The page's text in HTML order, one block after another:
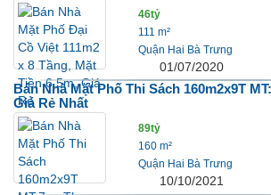
46tỷ
111 m²
Quận Hai Bà Trưng
01/07/2020
Bán Nhà Mặt Phố Thi Sách 160m2x9T
Giá Rẻ Nhất
89tỷ
160 m²
Quận Hai Bà Trưng
10/10/2021